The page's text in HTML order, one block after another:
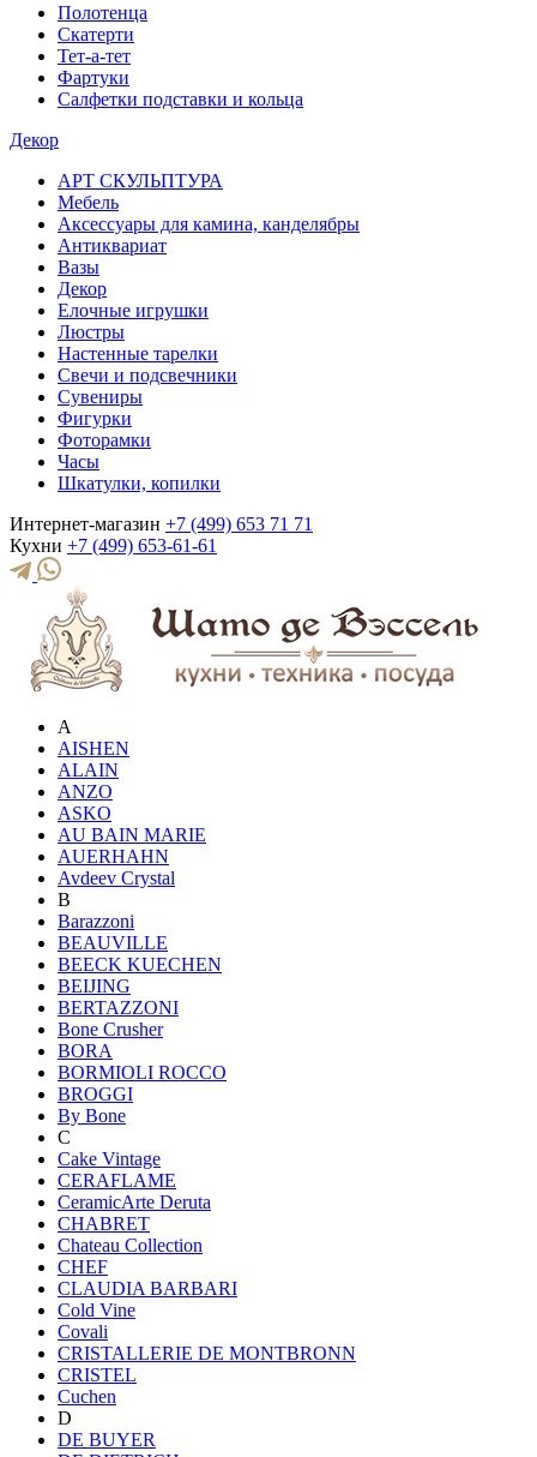
Полотенца
Скатерти
Тет-а-тет
Фартуки
Салфетки подставки и кольца
Декор
АРТ СКУЛЬПТУРА
Мебель
Аксессуары для камина, канделябры
Антиквариат
Вазы
Декор
Елочные игрушки
Люстры
Настенные тарелки
Свечи и подсвечники
Сувениры
Фигурки
Фоторамки
Часы
Шкатулки, копилки
Интернет-магазин +7 (499) 653 71 71
Кухни +7 (499) 653-61-61
A
AISHEN
ALAIN
ANZO
ASKO
AU BAIN MARIE
AUERHAHN
Avdeev Crystal
B
Barazzoni
BEAUVILLE
BEECK KUECHEN
BEIJING
BERTAZZONI
Bone Crusher
BORA
BORMIOLI ROCCO
BROGGI
By Bone
C
Cake Vintage
CERAFLAME
CeramicArte Deruta
CHABRET
Chateau Collection
CHEF
CLAUDIA BARBARI
Cold Vine
Covali
CRISTALLERIE DE MONTBRONN
CRISTEL
Cuchen
D
DE BUYER